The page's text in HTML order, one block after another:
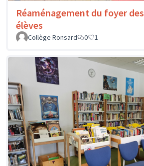
Réaménagement du foyer des
élèves
Collège Ronsard
0 1